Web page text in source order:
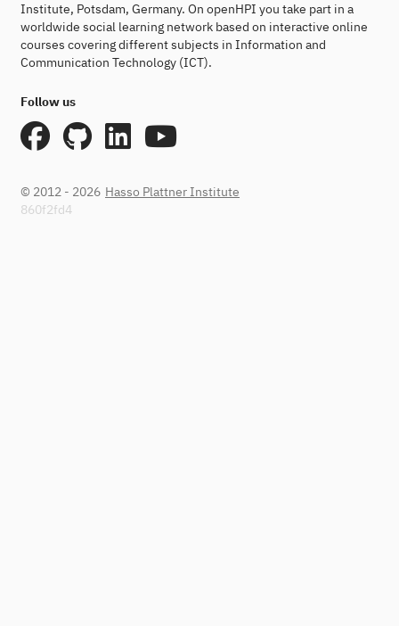
Institute, Potsdam, Germany. On openHPI you take part in a
worldwide social learning network based on interactive online
courses covering different subjects in Information and
Communication Technology (ICT).
Follow us
© 2012 - 2026 Hasso Plattner Institute
860f2fd4